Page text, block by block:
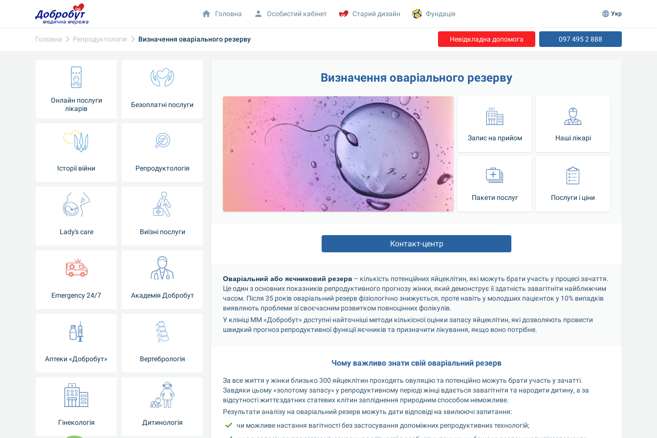
Головна Репродуктологія Визначення оваріального резерву Невідкладна допомога 097 495 2 888
Онлайн послуги
лікарів
Безоплатні послуги
Історії війни Репродуктологія
Lady's care Виїзні послуги
Emergency 24/7 Академія Добробут
Аптеки «Добробут» Вертебрологія
Гінекологія Дитинологія
Визначення оваріального резерву
Запис на прийом Наші лікарі
Пакети послуг Послуги і ціни
Контакт-центр
Оваріальний або яєчниковий резерв – кількість потенційних яйцеклітин, які можуть брати участь у процесі зачаття.
Це один з основних показників репродуктивного прогнозу жінки, який демонструє її здатність завагітніти найближчим
часом. Після 35 років оваріальний резерв фізіологічно знижується, проте навіть у молодших пацієнток у 10% випадків
виявляють проблеми зі своєчасним розвитком повноцінних фолікулів.
У клініці ММ «Добробут» доступні найточніші методи кількісної оцінки запасу яйцеклітин, які дозволяють провести
швидкий прогноз репродуктивної функції яєчників та призначити лікування, якщо воно потрібне.
Чому важливо знати свій оваріальний резерв
За все життя у жінки близько 300 яйцеклітин проходять овуляцію та потенційно можуть брати участь у зачатті.
Завдяки цьому «золотому запасу» у репродуктивному періоді жінці вдається завагітніти та народити дитину, а за
відсутності життєздатних статевих клітин запліднення природним способом неможливе.
Результати аналізу на оваріальний резерв можуть дати відповіді на хвилюючі запитання:
чи можливе настання вагітності без застосування допоміжних репродуктивних технологій;
Головна Особистий кабінет Старий дизайн Фундація Укр